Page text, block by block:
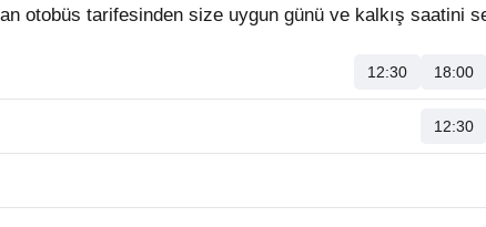
otobüs tarifesinden size uygun günü ve kalkış saatini
12:30 18:00
12:30